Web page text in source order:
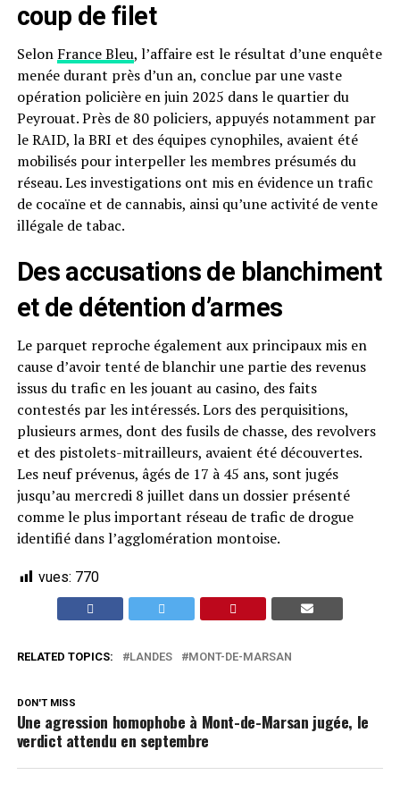
coup de filet
Selon France Bleu, l’affaire est le résultat d’une enquête
menée durant près d’un an, conclue par une vaste
opération policière en juin 2025 dans le quartier du
Peyrouat. Près de 80 policiers, appuyés notamment par
le RAID, la BRI et des équipes cynophiles, avaient été
mobilisés pour interpeller les membres présumés du
réseau. Les investigations ont mis en évidence un trafic
de cocaïne et de cannabis, ainsi qu’une activité de vente
illégale de tabac.
Des accusations de blanchiment
et de détention d’armes
Le parquet reproche également aux principaux mis en
cause d’avoir tenté de blanchir une partie des revenus
issus du trafic en les jouant au casino, des faits
contestés par les intéressés. Lors des perquisitions,
plusieurs armes, dont des fusils de chasse, des revolvers
et des pistolets-mitrailleurs, avaient été découvertes.
Les neuf prévenus, âgés de 17 à 45 ans, sont jugés
jusqu’au mercredi 8 juillet dans un dossier présenté
comme le plus important réseau de trafic de drogue
identifié dans l’agglomération montoise.
vues: 770
RELATED TOPICS: LANDES MONT-DE-MARSAN
DON'T MISS
Une agression homophobe à Mont-de-Marsan jugée, le
verdict attendu en septembre